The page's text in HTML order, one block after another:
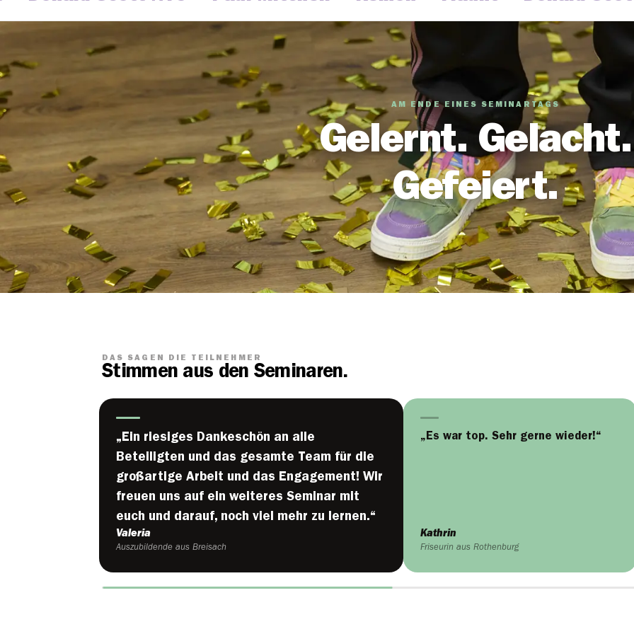
AM ENDE EINES SEMINARTAGS
Gelernt. Gelacht.
Gefeiert.
DAS SAGEN DIE TEILNEHMER
Stimmen aus den Seminaren.
„Ein riesiges Dankeschön an alle
Beteiligten und das gesamte Team für die
großartige Arbeit und das Engagement! Wir
freuen uns auf ein weiteres Seminar mit
euch und darauf, noch viel mehr zu lernen.“
Valeria
Auszubildende aus Breisach
„Es war top. Sehr gerne wieder!“
Kathrin
Friseurin aus Rothenburg